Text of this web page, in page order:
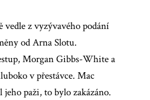
z vyzývavého podání
od Arna Slotu.
Morgan Gibbs-White a
v přestávce. Mac
paži, to bylo zakázáno.